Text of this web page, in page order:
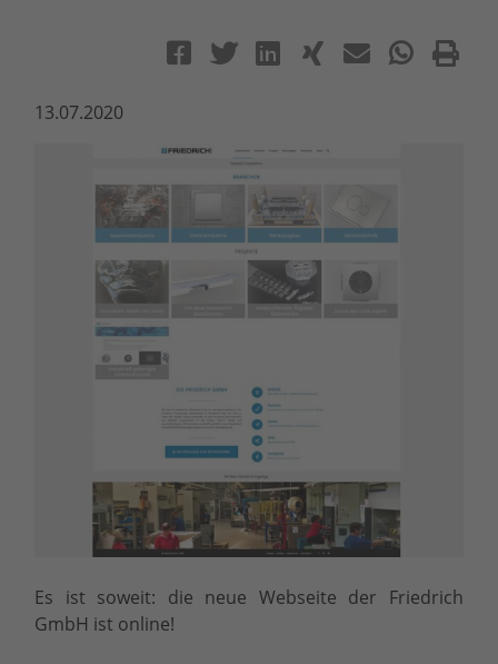
13.07.2020
Es ist soweit: die neue Webseite der Friedrich
GmbH ist online!